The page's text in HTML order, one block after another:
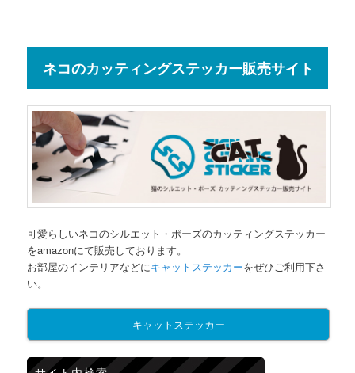
ネコのカッティングステッカー販売サイト
可愛らしいネコのシルエット・ポーズのカッティングステッカー
をamazonにて販売しております。
お部屋のインテリアなどにキャットステッカーをぜひご利用下さ
い。
キャットステッカー